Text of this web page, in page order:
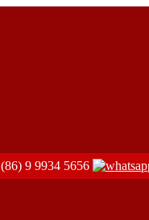
(86) 9 9934 5656